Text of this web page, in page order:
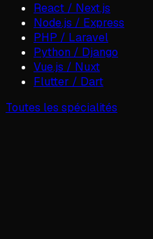
React / Next.js
Node.js / Express
PHP / Laravel
Python / Django
Vue.js / Nuxt
Flutter / Dart
Toutes les spécialités